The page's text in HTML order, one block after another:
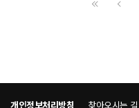
개인정보처리방침 찾아오시는 길